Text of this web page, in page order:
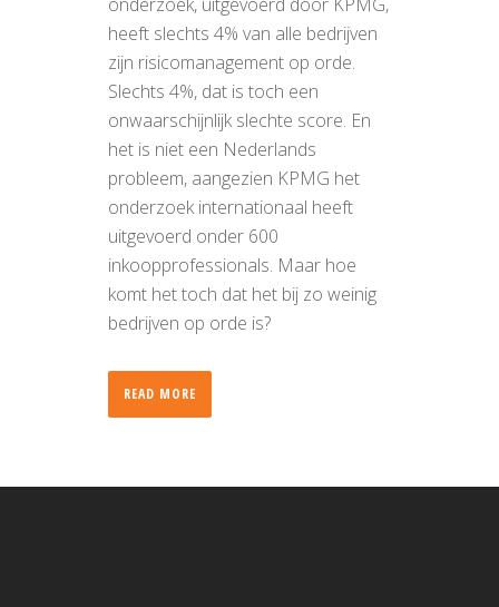
heeft slechts 4% van alle bedrijven
zijn risicomanagement op orde.
Slechts 4%, dat is toch een
onwaarschijnlijk slechte score. En
het is niet een Nederlands
probleem, aangezien KPMG het
onderzoek internationaal heeft
uitgevoerd onder 600
inkoopprofessionals. Maar hoe
komt het toch dat het bij zo weinig
bedrijven op orde is?
READ MORE